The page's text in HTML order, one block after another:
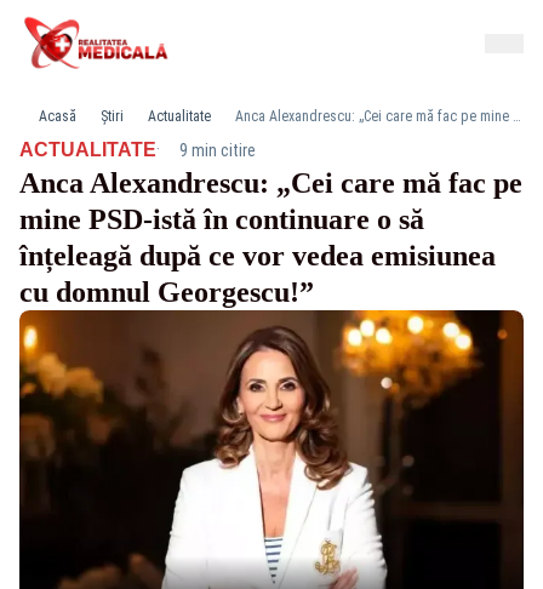
Acasă Știri Actualitate Anca Alexandrescu: „Cei care mă fac pe mine PSD-istă în continuare o să înțeleagă după ce vor vedea emisiunea cu domnul Georgescu!”
ACTUALITATE· 9 min citire
Anca Alexandrescu: „Cei care mă fac pe
mine PSD-istă în continuare o să
înțeleagă după ce vor vedea emisiunea
cu domnul Georgescu!”